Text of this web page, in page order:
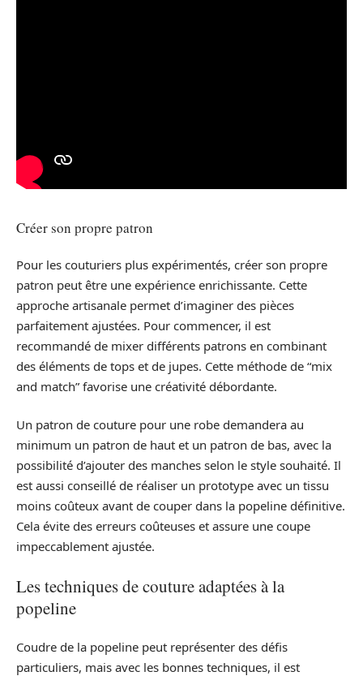
Créer son propre patron
Pour les couturiers plus expérimentés, créer son propre
patron peut être une expérience enrichissante. Cette
approche artisanale permet d’imaginer des pièces
parfaitement ajustées. Pour commencer, il est
recommandé de mixer différents patrons en combinant
des éléments de tops et de jupes. Cette méthode de “mix
and match” favorise une créativité débordante.
Un patron de couture pour une robe demandera au
minimum un patron de haut et un patron de bas, avec la
possibilité d’ajouter des manches selon le style souhaité. Il
est aussi conseillé de réaliser un prototype avec un tissu
moins coûteux avant de couper dans la popeline définitive.
Cela évite des erreurs coûteuses et assure une coupe
impeccablement ajustée.
Les techniques de couture adaptées à la
popeline
Coudre de la popeline peut représenter des défis
particuliers, mais avec les bonnes techniques, il est